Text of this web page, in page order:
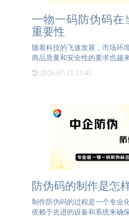
一物一码防伪码在
重要性
随着科技的飞速发展，市场环
商品质量和安全性的要求也越
在市场中崭露头角，并展现出
2026-07-11 13:42
防伪码的制作是怎
制作防伪码的过程是一个专业
依赖于先进的设备和系统来确